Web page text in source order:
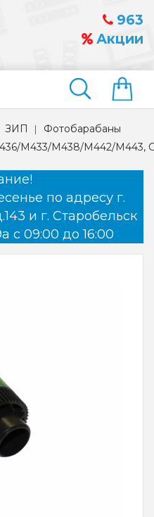
963
Акции
Найти
ЗИП
Фотобарабаны
M433/M438/M442/M443,
по адресу г.
и г. Старобельск
с 09:00 до 16:00